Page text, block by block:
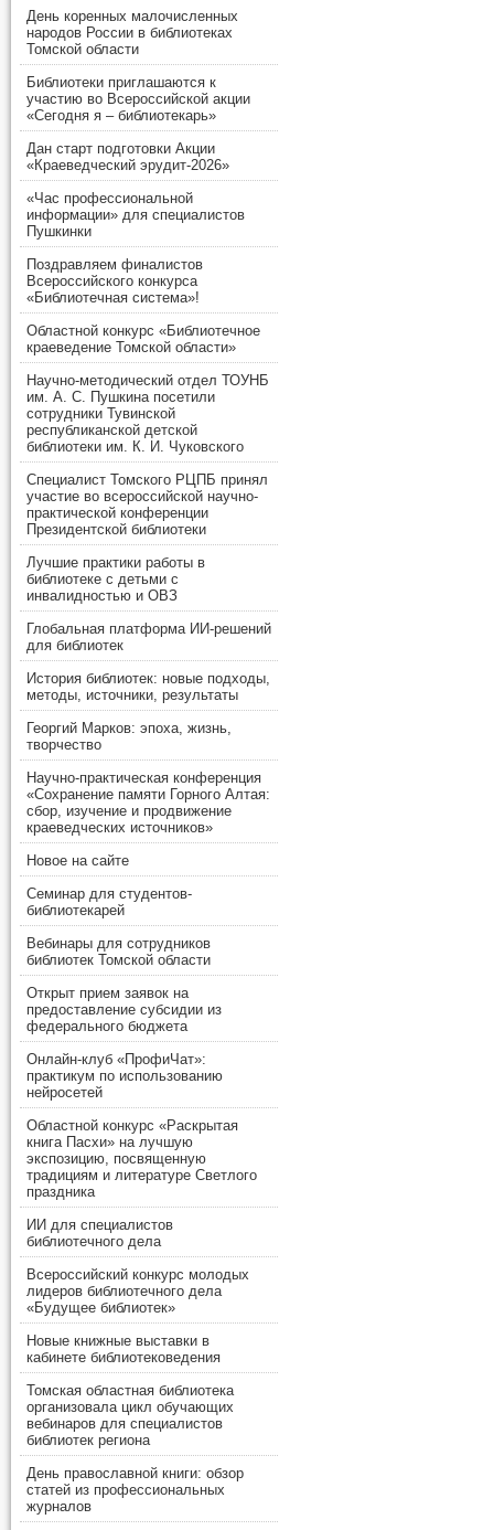
День коренных малочисленных
народов России в библиотеках
Томской области
Библиотеки приглашаются к
участию во Всероссийской акции
«Сегодня я – библиотекарь»
Дан старт подготовки Акции
«Краеведческий эрудит-2026»
«Час профессиональной
информации» для специалистов
Пушкинки
Поздравляем финалистов
Всероссийского конкурса
«Библиотечная система»!
Областной конкурс «Библиотечное
краеведение Томской области»
Научно-методический отдел ТОУНБ
им. А. С. Пушкина посетили
сотрудники Тувинской
республиканской детской
библиотеки им. К. И. Чуковского
Специалист Томского РЦПБ принял
участие во всероссийской научно-
практической конференции
Президентской библиотеки
Лучшие практики работы в
библиотеке с детьми с
инвалидностью и ОВЗ
Глобальная платформа ИИ-решений
для библиотек
История библиотек: новые подходы,
методы, источники, результаты
Георгий Марков: эпоха, жизнь,
творчество
Научно-практическая конференция
«Сохранение памяти Горного Алтая:
сбор, изучение и продвижение
краеведческих источников»
Новое на сайте
Семинар для студентов-
библиотекарей
Вебинары для сотрудников
библиотек Томской области
Открыт прием заявок на
предоставление субсидии из
федерального бюджета
Онлайн-клуб «ПрофиЧат»:
практикум по использованию
нейросетей
Областной конкурс «Раскрытая
книга Пасхи» на лучшую
экспозицию, посвященную
традициям и литературе Светлого
праздника
ИИ для специалистов
библиотечного дела
Всероссийский конкурс молодых
лидеров библиотечного дела
«Будущее библиотек»
Новые книжные выставки в
кабинете библиотековедения
Томская областная библиотека
организовала цикл обучающих
вебинаров для специалистов
библиотек региона
День православной книги: обзор
статей из профессиональных
журналов